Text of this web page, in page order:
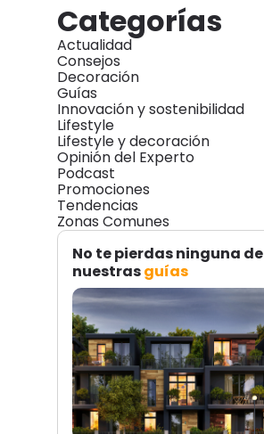
Categorías
Actualidad
Consejos
Decoración
Guías
Innovación y sostenibilidad
Lifestyle
Lifestyle y decoración
Opinión del Experto
Podcast
Promociones
Tendencias
Zonas Comunes
No te pierdas ninguna de
nuestrasguías